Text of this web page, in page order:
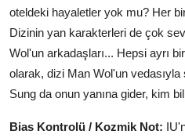
oteldeki hayaletler yok mu? Her
Dizinin yan karakterleri de çok
Wol'un arkadaşları... Hepsi ayrı
olarak, dizi Man Wol'un
Sung da onun yanına gider, kim
Bias Kontrolü / Kozmik Not: